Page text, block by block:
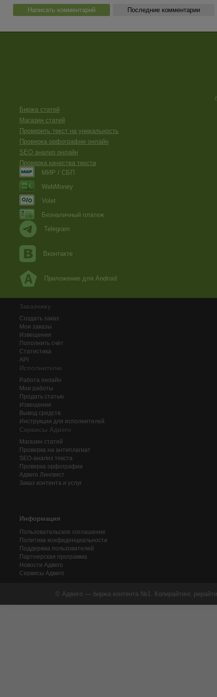
Написать комментарий Последние комментарии
Биржа статей
Магазин статей
Проверить текст на уникальность
Проверка орфографии онлайн
SEO анализ онлайн
Проверка качества текста
МИР / СБП
WebMoney
Volet
Безналичный платеж
Telegram
Вконтакте
Приложение для Android
Заказчику
Создать заказ
Мои заказы
Извещения
Пополнить счёт
Статистика
API
Исполнителю
Работа онлайн
Мои работы
Продать статью
Извещения
Вывод средств
Инструкции для исполнителей
Сервисы Адвего
Магазин статей
Проверка на антиплагиат
SEO-анализ текста
Проверка орфографии
Адвего Лингвист
Заказ контента и услуг
Информация
Пользовательское соглашение
Политика конфиденциальности
Поддержка пользователей
Партнерская программа
Новости Адвего
Сервисы Адвего
© Адвего — биржа контента №1. Копирайтинг,